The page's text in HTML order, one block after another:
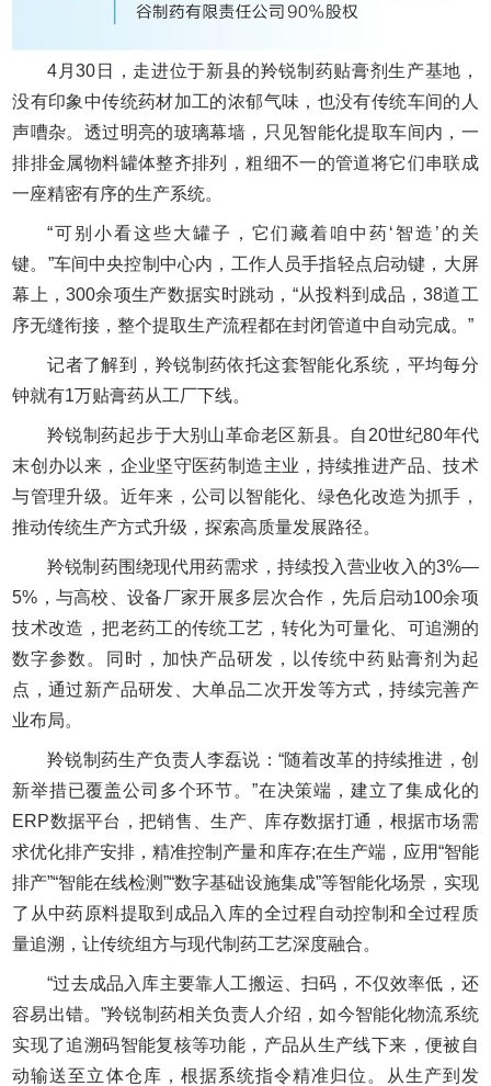
4月30日，走进位于新县的羚锐制药贴膏剂生产基地，
没有印象中传统药材加工的浓郁气味，也没有传统车间的人
声嘈杂。透过明亮的玻璃幕墙，只见智能化提取车间内，一
排排金属物料罐体整齐排列，粗细不一的管道将它们串联成
一座精密有序的生产系统。
“可别小看这些大罐子，它们藏着咱中药‘智造’的关
键。”车间中央控制中心内，工作人员手指轻点启动键，大屏
幕上，300余项生产数据实时跳动，“从投料到成品，38道工
序无缝衔接，整个提取生产流程都在封闭管道中自动完成。”
记者了解到，羚锐制药依托这套智能化系统，平均每分
钟就有1万贴膏药从工厂下线。
羚锐制药起步于大别山革命老区新县。自20世纪80年代
末创办以来，企业坚守医药制造主业，持续推进产品、技术
与管理升级。近年来，公司以智能化、绿色化改造为抓手，
推动传统生产方式升级，探索高质量发展路径。
羚锐制药围绕现代用药需求，持续投入营业收入的3%—
5%，与高校、设备厂家开展多层次合作，先后启动100余项
技术改造，把老药工的传统工艺，转化为可量化、可追溯的
数字参数。同时，加快产品研发，以传统中药贴膏剂为起
点，通过新产品研发、大单品二次开发等方式，持续完善产
业布局。
羚锐制药生产负责人李磊说：“随着改革的持续推进，创
新举措已覆盖公司多个环节。”在决策端，建立了集成化的
ERP数据平台，把销售、生产、库存数据打通，根据市场需
求优化排产安排，精准控制产量和库存;在生产端，应用“智能
排产”“智能在线检测”“数字基础设施集成”等智能化场景，实现
了从中药原料提取到成品入库的全过程自动控制和全过程质
量追溯，让传统组方与现代制药工艺深度融合。
“过去成品入库主要靠人工搬运、扫码，不仅效率低，还
容易出错。”羚锐制药相关负责人介绍，如今智能化物流系统
实现了追溯码智能复核等功能，产品从生产线下来，便被自
动输送至立体仓库，根据系统指令精准归位。从生产到发